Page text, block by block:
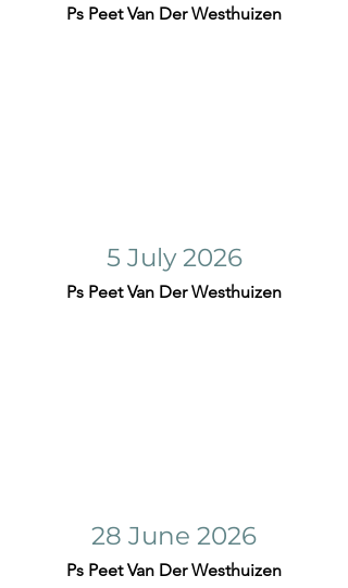
Ps Peet Van Der Westhuizen
5 July 2026
Ps Peet Van Der Westhuizen
28 June 2026
Ps Peet Van Der Westhuizen